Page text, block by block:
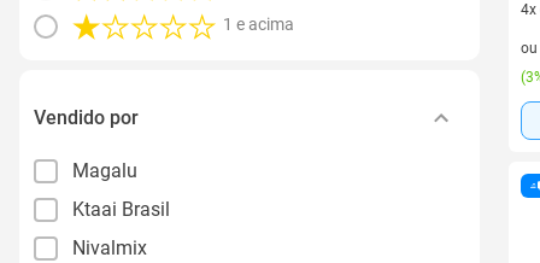
1 e acima
Vendido por
Magalu
Ktaai Brasil
Nivalmix
4x
4
ou
(